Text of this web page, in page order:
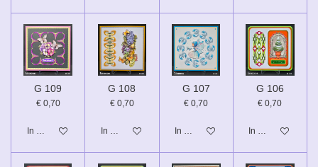
G 109
€ 0,70
In winkelwagen
G 108
€ 0,70
In winkelwagen
G 107
€ 0,70
In winkelwagen
G 106
€ 0,70
In winkelwagen